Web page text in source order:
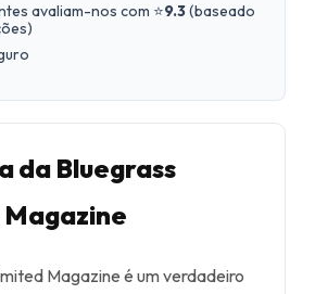
avaliam-nos com ⭐9.3(baseado
)
da Bluegrass
Magazine é um verdadeiro